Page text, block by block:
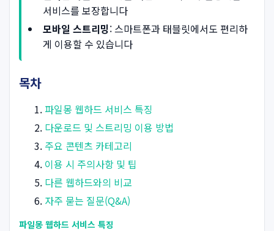
서비스를 보장합니다
모바일 스트리밍: 스마트폰과 태블릿에서도 편리하
게 이용할 수 있습니다
목차
파일몽 웹하드 서비스 특징
다운로드 및 스트리밍 이용 방법
주요 콘텐츠 카테고리
이용 시 주의사항 및 팁
다른 웹하드와의 비교
자주 묻는 질문(Q&A)
파일몽 웹하드 서비스 특징